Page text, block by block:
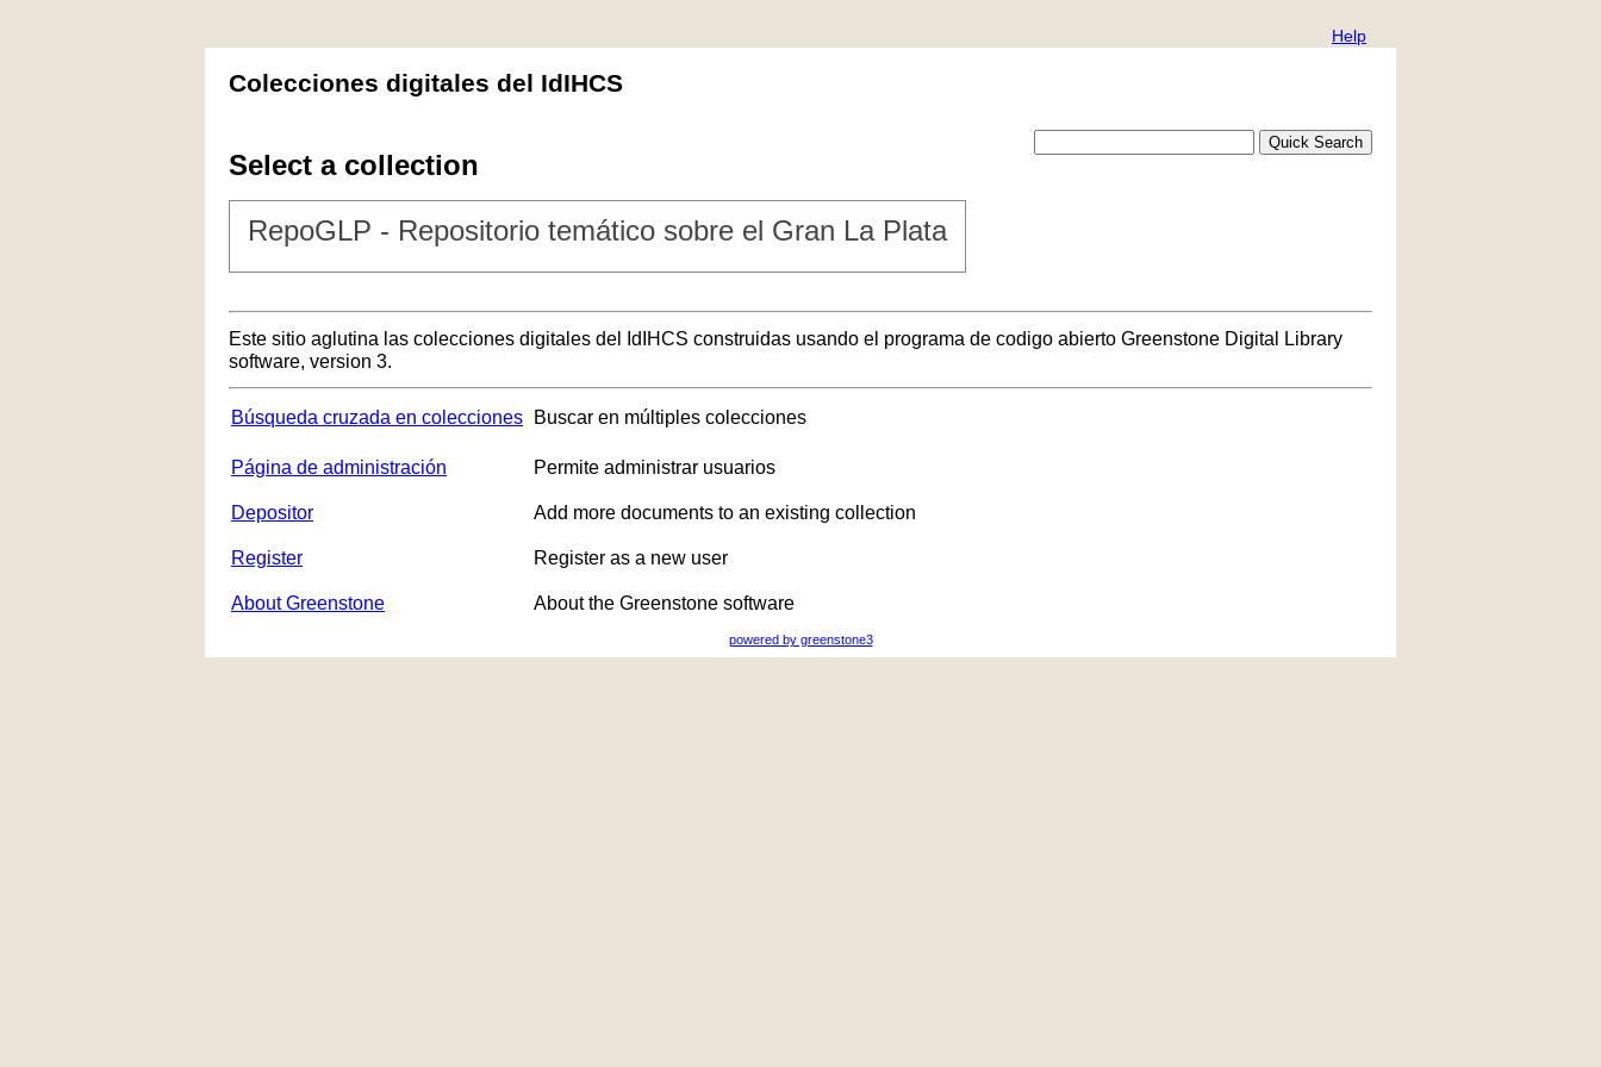
Help
Colecciones digitales del IdIHCS
Select a collection
RepoGLP - Repositorio temático sobre el Gran La Plata
Este sitio aglutina las colecciones digitales del IdIHCS construidas usando el programa de codigo abierto Greenstone Digital Library
software, version 3.
Búsqueda cruzada en colecciones Buscar en múltiples colecciones
Página de administración Permite administrar usuarios
Depositor Add more documents to an existing collection
Register Register as a new user
About Greenstone About the Greenstone software
powered by greenstone3